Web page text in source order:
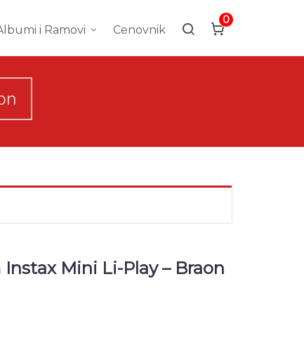
i Ramovi Cenovnik
0
Mini Li-Play – Braon